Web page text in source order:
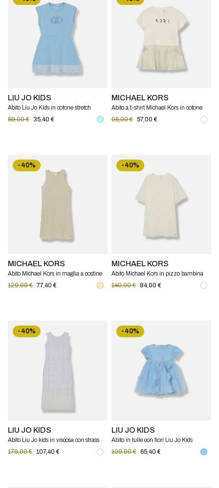
LIU JO KIDS
Abito Liu Jo Kids in cotone stretch
59,00 €
35,40 €
MICHAEL KORS
Abito a t-shirt Michael Kors in cotone
95,00 € 57,00 €
-40%
MICHAEL KORS
Abito Michael Kors in maglia a costine
bambina
129,00 € 77,40 €
-40%
MICHAEL KORS
Abito Michael Kors in pizzo bambina
140,00 € 84,00 €
-40%
LIU JO KIDS
Abito Liu Jo kids in viscosa con strass
179,00 € 107,40 €
-40%
LIU JO KIDS
Abito in tulle con fiori Liu Jo Kids
109,00 € 65,40 €